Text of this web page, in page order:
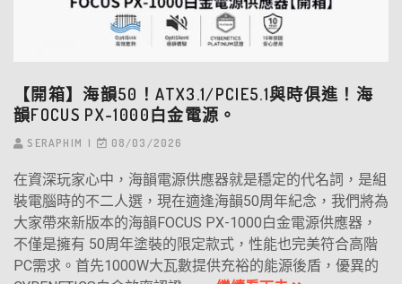
【開箱】海韻50！ATX3.1/PCIE5.1與時俱進！海
韻FOCUS PX-1000白金電源。
SERAPHIM 08/03/2026
在資深玩家心中，海韻電源供應器就是穩定的代名詞，是組
裝電腦時的不二人選，現在適逢海韻50周年紀念，我們將為
大家帶來新版本的海韻FOCUS PX-1000白金電源供應器，
不僅是擁有 50周年塗裝的限定款式，性能也完美符合高階
PC需求。首先1000W大瓦數提供充裕的能源後盾，優異的